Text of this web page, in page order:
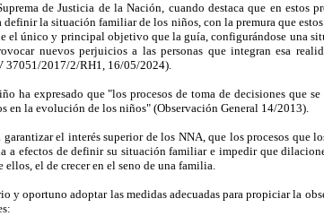
de Justicia de la Nación, cuando destaca que en estos
la situación familiar de los niños, con la premura que
el único y principal objetivo que la guía, configurándose una
nuevos perjuicios a las personas que integran esa
2017/2/RH1, 16/05/2024).
ha expresado que "los procesos de toma de decisiones que
en la evolución de los niños" (Observación General 14/2013).
el interés superior de los NNA, que los procesos que
a efectos de definir su situación familiar e impedir que
ellos, el de crecer en el seno de una familia.
y oportuno adoptar las medidas adecuadas para propiciar la